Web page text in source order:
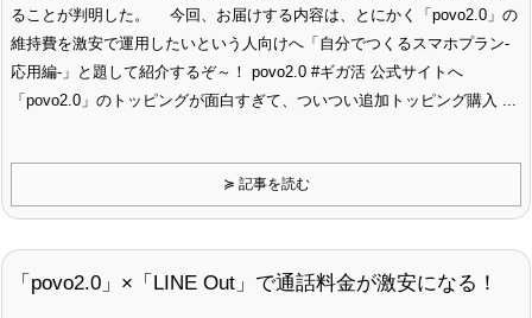
ることが判明した。 今回、お届けする内容は、とにかく「povo2.0」の
維持費を激安で運用したいという人向けへ「自分でつくるスマホプラン-
応用編-」と題して紹介するぞ～！ povo2.0 #ギガ活 公式サイトへ
「povo2.0」のトッピングが面白すぎて、ついつい追加トッピング購入 ...
≽ 記事を読む
「povo2.0」×「LINE Out」で通話料金が激安になる！